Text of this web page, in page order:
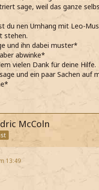
sage, weil das ganze
du nen Umhang mit Leo-
stehen.
und ihn dabei muster*
abwinke*
vielen Dank für deine Hilfe.
und ein paar Sachen auf
McColn
13:49